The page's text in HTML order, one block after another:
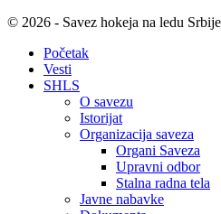
© 2026 - Savez hokeja na ledu
Početak
Vesti
SHLS
O savezu
Istorijat
Organizacija saveza
Organi Saveza
Upravni odbor
Stalna radna tela
Javne nabavke